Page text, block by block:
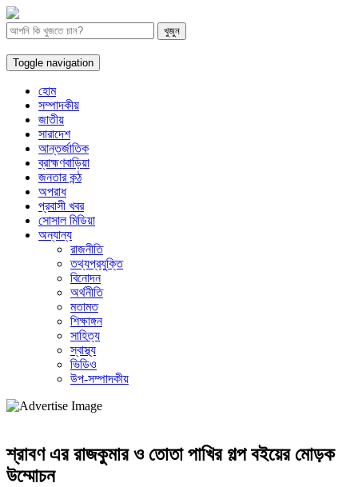
Toggle navigation
হোম
সম্পাদকীয়
জাতীয়
সারাদেশ
আন্তর্জাতিক
ব্রাহ্মণবাড়িয়া
জনতার কন্ঠ
অপরাধ
প্রবাসী খবর
সোসাল মিডিয়া
অন্যান্য
রাজনীতি
তথ্যপ্রযুক্তি
বিনোদন
অর্থনীতি
মতামত
শিক্ষাঙ্গন
সাহিত্য
স্বাস্থ্য
ভিডিও
উপ-সম্পাদকীয়
শ্রাবণ এর রাজকুমার ও তোতা পাখির গল্প বইয়ের মোড়ক
উম্মোচন